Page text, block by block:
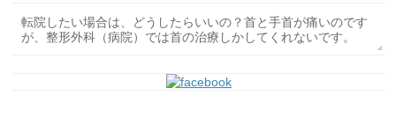
転院したい場合は、どうしたらいいの？首と手首が痛いのです
が、整形外科（病院）では首の治療しかしてくれないです。